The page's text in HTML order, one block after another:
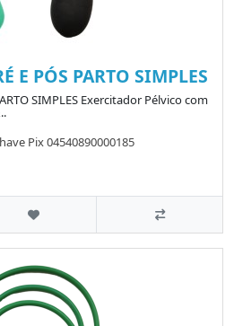
E PÓS PARTO SIMPLES
SIMPLES Exercitador Pélvico com
Pix 04540890000185